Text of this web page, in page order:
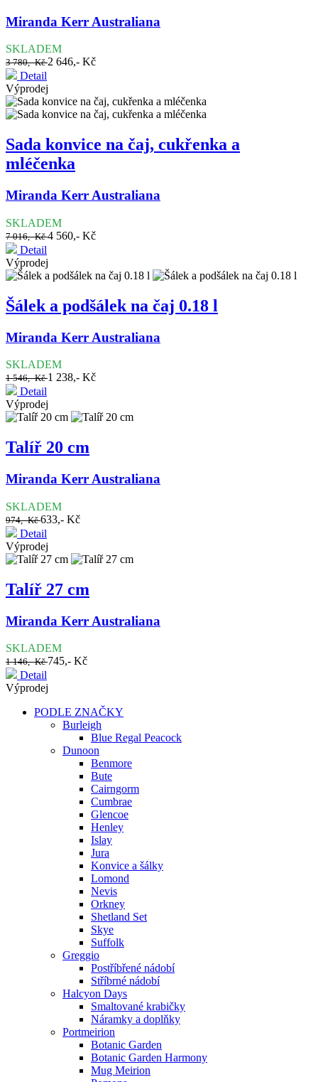
Miranda Kerr Australiana
SKLADEM
3 780,- Kč2 646,- Kč
Detail
Výprodej
Sada konvice na čaj, cukřenka a
mléčenka
Miranda Kerr Australiana
SKLADEM
7 016,- Kč4 560,- Kč
Detail
Výprodej
Šálek a podšálek na čaj 0.18 l
Miranda Kerr Australiana
SKLADEM
1 546,- Kč1 238,- Kč
Detail
Výprodej
Talíř 20 cm
Miranda Kerr Australiana
SKLADEM
974,- Kč633,- Kč
Detail
Výprodej
Talíř 27 cm
Miranda Kerr Australiana
SKLADEM
1 146,- Kč745,- Kč
Detail
Výprodej
PODLE ZNAČKY
Burleigh
Blue Regal Peacock
Dunoon
Benmore
Bute
Cairngorm
Cumbrae
Glencoe
Henley
Islay
Jura
Konvice a šálky
Lomond
Nevis
Orkney
Shetland Set
Skye
Suffolk
Greggio
Postříbřené nádobí
Stříbrné nádobí
Halcyon Days
Smaltované krabičky
Náramky a doplňky
Portmeirion
Botanic Garden
Botanic Garden Harmony
Mug Meirion